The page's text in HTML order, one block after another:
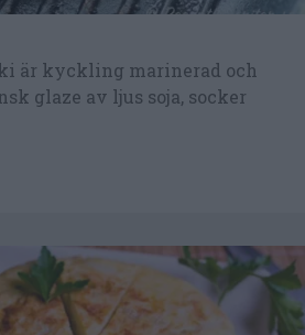
är kyckling marinerad och
glaze av ljus soja, socker